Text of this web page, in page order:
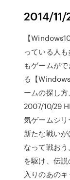
2014/11/
【
っている人
もゲームが
る【
ームの探し
2007/10/29
気ゲームシ
新たな戦い
なって戦お
を駆け、伝
入りのあのキ